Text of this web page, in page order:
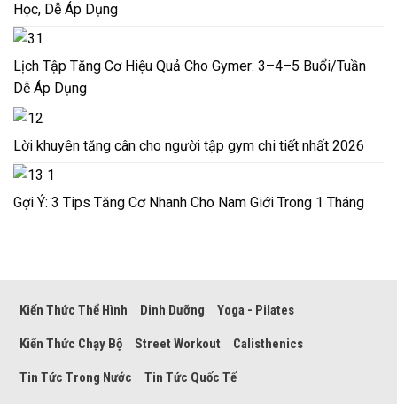
Học, Dễ Áp Dụng
Lịch Tập Tăng Cơ Hiệu Quả Cho Gymer: 3–4–5 Buổi/Tuần
Dễ Áp Dụng
Lời khuyên tăng cân cho người tập gym chi tiết nhất 2026
Gợi Ý: 3 Tips Tăng Cơ Nhanh Cho Nam Giới Trong 1 Tháng
Kiến Thức Thể Hình Dinh Dưỡng Yoga - Pilates
Kiến Thức Chạy Bộ Street Workout Calisthenics
Tin Tức Trong Nước Tin Tức Quốc Tế